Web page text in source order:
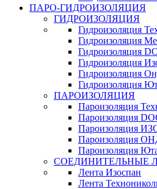
ПАРО-ГИДРОИЗОЛЯЦИЯ
ГИДРОИЗОЛЯЦИЯ
Гидроизоляция
Гидроизоляция
Гидроизоляция
Гидроизоляция
Гидроизоляция
Гидроизоляция
ПАРОИЗОЛЯЦИЯ
Пароизоляция
Пароизоляция
Пароизоляция
Пароизоляция
Пароизоляция
СОЕДИНИТЕЛЬНЫЕ
Лента Изоспан
Лента